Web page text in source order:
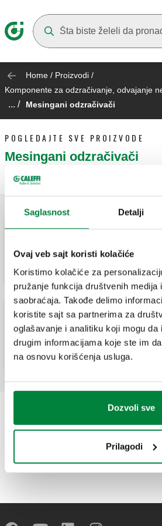
Saglasnost Detalji
Ovaj veb sajt koristi kolačiće
Koristimo kolačiće za
pružanje funkcija društvenih medija
saobraćaja. Takođe delimo
koristite sajt sa partnerima za
oglašavanje i analitiku koji mogu da
drugim informacijama koje ste im
na osnovu korišćenja usluga.
Dozvoli sve
Prilagodi
Home / Proizvodi /
Komponente za odzračivanje, odvajanje
... / Mesingani odzračivači
POGLEDAJTE SVE PROIZVODE
Mesingani odzračivači
položaju.
DISCAL,